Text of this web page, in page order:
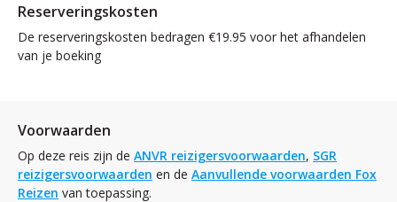
Reserveringskosten
De reserveringskosten bedragen €19.95 voor het afhandelen
van je boeking
Voorwaarden
Op deze reis zijn de ANVR reizigersvoorwaarden, SGR
reizigersvoorwaarden en de Aanvullende voorwaarden Fox
Reizen van toepassing.